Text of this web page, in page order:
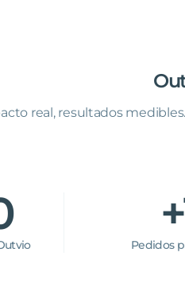
real, resultados
Pedidos